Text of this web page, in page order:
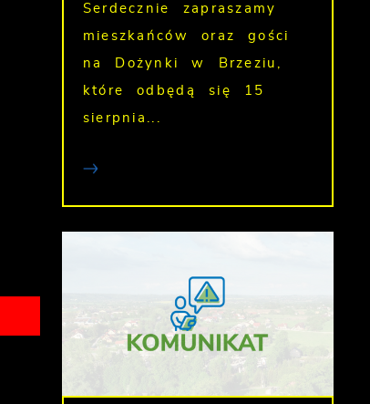
Serdecznie zapraszamy
mieszkańców oraz gości
na Dożynki w Brzeziu,
które odbędą się 15
sierpnia...